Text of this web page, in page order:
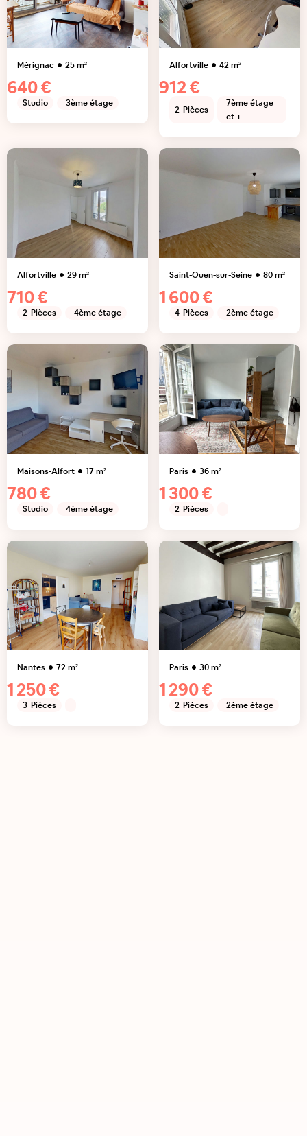
Mérignac 25m²
640 €
Studio 3ème étage
Alfortville 42m²
912 €
2 Pièces
7ème étage
et +
Alfortville 29m²
710 €
2 Pièces 4ème étage
Saint-Ouen-sur-Seine 80m²
1 600 €
4 Pièces 2ème étage
Maisons-Alfort 17m²
780 €
Studio 4ème étage
Paris 36m²
1 300 €
2 Pièces
Nantes 72m²
1 250 €
3 Pièces
Paris 30m²
1 290 €
2 Pièces 2ème étage